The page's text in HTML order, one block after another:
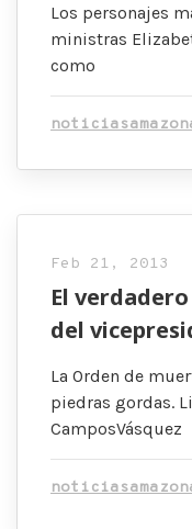
Los personajes
ministras
como
Feb 21, 2013
El
del
La Orden de
piedras gordas.
CamposVásquez